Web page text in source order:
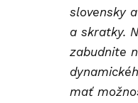
slovensky
a skratky.
zabudnite
mať